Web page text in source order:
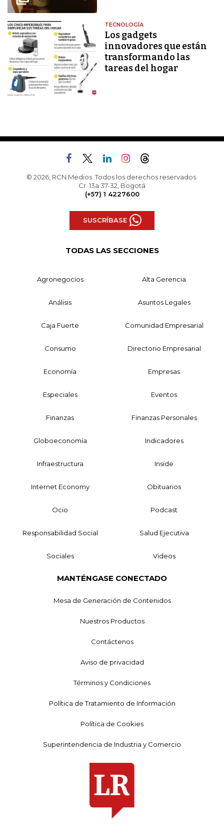
TECNOLOGÍA
Los gadgets
innovadores que están
transformando las
tareas del hogar
© 2026, RCN Medios. Todos los derechos reservados.
Cr. 13a 37-32, Bogotá
(+57) 1 4227600
SUSCRÍBASE
TODAS LAS SECCIONES
Agronegocios Alta Gerencia
Análisis Asuntos Legales
Caja Fuerte Comunidad Empresarial
Consumo Directorio Empresarial
Economía Empresas
Especiales Eventos
Finanzas Finanzas Personales
Globoeconomía Indicadores
Infraestructura Inside
Internet Economy Obituarios
Ocio Podcast
Responsabilidad Social Salud Ejecutiva
Sociales Videos
MANTÉNGASE CONECTADO
Mesa de Generación de Contenidos
Nuestros Productos
Contáctenos
Aviso de privacidad
Términos y Condiciones
Política de Tratamiento de Información
Política de Cookies
Superintendencia de Industria y Comercio